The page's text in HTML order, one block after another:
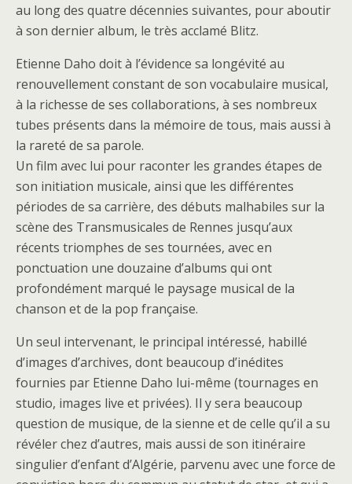
au long des quatre décennies suivantes, pour aboutir
à son dernier album, le très acclamé Blitz.
Etienne Daho doit à l’évidence sa longévité au
renouvellement constant de son vocabulaire musical,
à la richesse de ses collaborations, à ses nombreux
tubes présents dans la mémoire de tous, mais aussi à
la rareté de sa parole.
Un film avec lui pour raconter les grandes étapes de
son initiation musicale, ainsi que les différentes
périodes de sa carrière, des débuts malhabiles sur la
scène des Transmusicales de Rennes jusqu’aux
récents triomphes de ses tournées, avec en
ponctuation une douzaine d’albums qui ont
profondément marqué le paysage musical de la
chanson et de la pop française.
Un seul intervenant, le principal intéressé, habillé
d’images d’archives, dont beaucoup d’inédites
fournies par Etienne Daho lui-même (tournages en
studio, images live et privées). Il y sera beaucoup
question de musique, de la sienne et de celle qu’il a su
révéler chez d’autres, mais aussi de son itinéraire
singulier d’enfant d’Algérie, parvenu avec une force de